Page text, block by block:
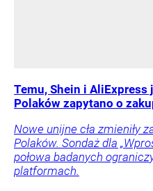
Temu, Shein i
Polaków zapytano o
Nowe unijne cła zmieniły
Polaków. Sondaż dla
połowa badanych
platformach.